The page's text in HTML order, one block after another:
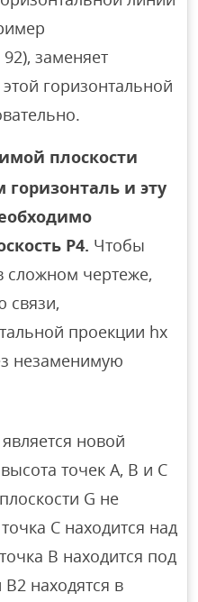
заменяет
горизонтальной
плоскости
и эту
P4. Чтобы
сложном чертеже,
связи,
проекции hx
незаменимую
новой
точек A, B и C
G не
C находится над
B находится под
находятся в